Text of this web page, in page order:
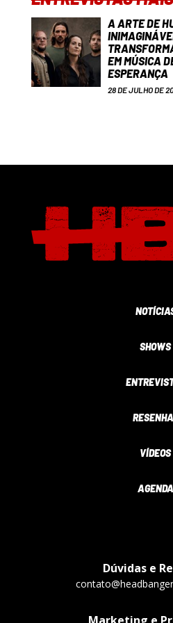
A ARTE DE
EM MÚSICA
ESPERANÇA
28 DE JULHO DE
SHOWS
VÍDEOS
AGENDA
Dúvidas e